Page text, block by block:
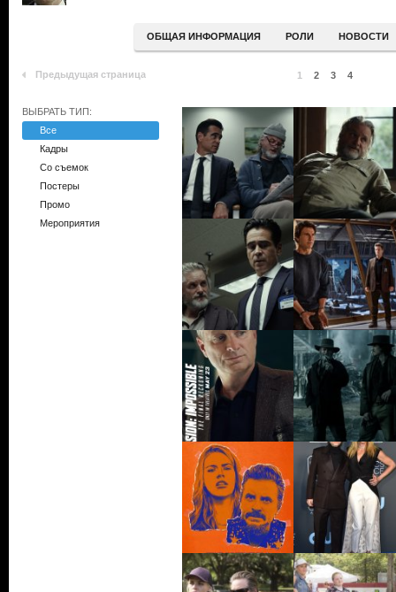
ОБЩАЯ ИНФОРМАЦИЯ РОЛИ НОВОСТИ
Предыдущая страница 1 2 3 4
ВЫБРАТЬ ТИП:
Все
Кадры
Со съемок
Постеры
Промо
Мероприятия